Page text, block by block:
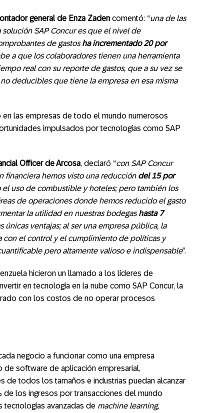
general de Enza Zaden comentó: “una de las
SAP Concur es que el nivel de
de gastosha incrementado 20 por
a que los colaboradores tienen una herramienta
real con su reporte de gastos, que a su vez se
deducibles que tiene la empresa en esa misma
en las empresas de todo el mundo numerosos
impulsados por tecnologías como SAP
Officer de Arcosa, declaró “con SAP Concur
financiera hemos visto una reducción del 15 por
el uso de combustible y hoteles; pero también los
de operaciones donde hemos reducido el gasto
la utilidad en nuestras bodegashasta 7
únicas ventajas; al ser una empresa pública, la
con el control y el cumplimiento de políticas y
pero altamente valioso e indispensable”.
hicieron un llamado a los líderes de
en tecnología en la nube como SAP Concur, la
con los costos de no operar procesos
negocio a funcionar como una empresa
de software de aplicación empresarial,
de todos los tamaños e industrias puedan alcanzar
de los ingresos por transacciones del mundo
tecnologías avanzadas de machine learning,